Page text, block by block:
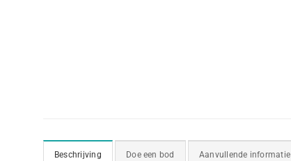
Beschrijving Doe een bod Aanvullende informatie